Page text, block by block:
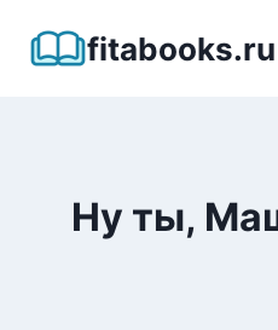
fitabooks.ru
Ну ты,